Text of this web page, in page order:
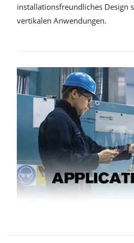
installationsfreundliches Design
vertikalen Anwendungen.